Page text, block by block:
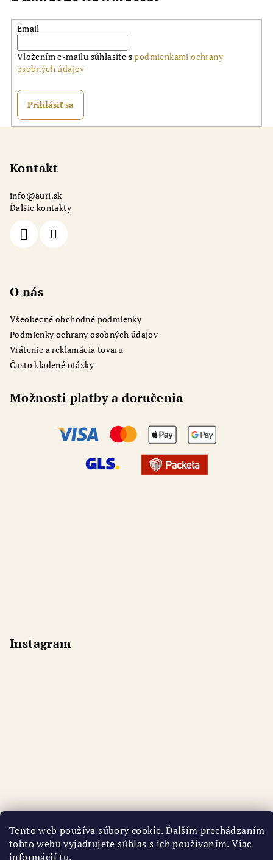
Tento web používa súbory cookie. Ďalším prechádzaním
tohto webu vyjadrujete súhlas s ich používaním. Viac
informáciítu.
Email
Vložením e-mailu súhlasíte spodmienkami ochrany
osobných údajov
Prihlásiť sa
Kontakt
info@auri.sk
Ďalšie kontakty
O nás
Všeobecné obchodné podmienky
Podmienky ochrany osobných údajov
Vrátenie a reklamácia tovaru
Často kladené otázky
Možnosti platby a doručenia
Instagram